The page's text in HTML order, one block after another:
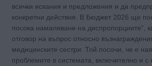
всички искания и предложения и да
конкретни действия. В Бюджет 2026 ще
посока намаляване на диспропорциите“,
отговор на въпрос относно
медицинските сестри. Той посочи, че е
проблемите в системата, включително и с